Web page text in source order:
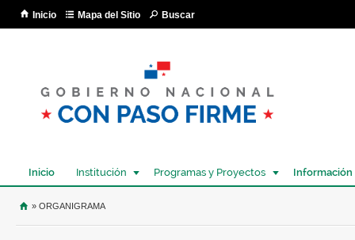
Inicio Mapa del Sitio Buscar
Inicio Institución Programas y Proyectos Información
USTED SE ENCUENTRA AQUÍ
» ORGANIGRAMA